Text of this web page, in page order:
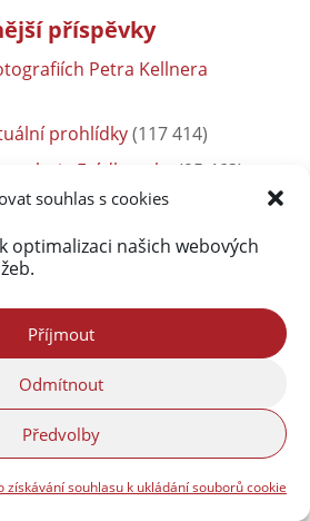
souhlas s cookies
optimalizaci našich webových
Příjmout
Odmítnout
Předvolby
získávání souhlasu k ukládání souborů cookie
příspěvky
Petra Kellnera
prohlídky(117 414)
Frýdlantska
(95 463)
959)
590)
bude přednášet František
Smědé